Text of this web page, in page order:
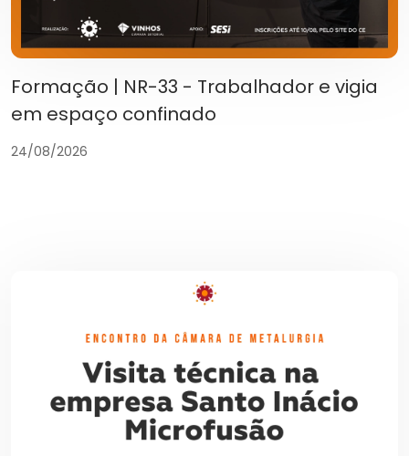
Formação | NR-33 - Trabalhador e vigia
em espaço confinado
24/08/2026